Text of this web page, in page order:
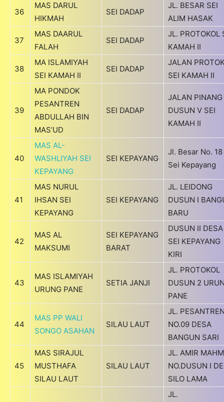
36
MAS DARUL
HIKMAH
SEI DADAP
JL. BESAR SEI
ALIM HASAK
37
MAS DAARUL
FALAH
SEI DADAP
JL. PROTOKOL
KAMAH II
38
MA ISLAMIYAH
SEI KAMAH II
SEI DADAP
JALAN
SEI KAMAH II
39
MA PONDOK
PESANTREN
ABDULLAH BIN
MAS’UD
SEI DADAP
JALAN PINANG
DUSUN V SEI
KAMAH II
40
MAS AL-
WASHLIYAH SEI
KEPAYANG
SEI KEPAYANG
Jl. Besar No. 18
Sei Kepayang
41
MAS NURUL
IHSAN SEI
KEPAYANG
SEI KEPAYANG
JL. LEIDONG
DUSUN I
BARU
42
MAS AL
MAKSUMI
SEI KEPAYANG
BARAT
DUSUN II DESA
SEI KEPAYANG
KIRI
43
MAS ISLAMIYAH
URUNG PANE
SETIA JANJI
JL. PROTOKOL
DUSUN 2
PANE
44
MAS PP WALI
SONGO ASAHAN
SILAU LAUT
JL.
NO.09 DESA
BANGUN SARI
45
MAS SIRAJUL
MUSTHAFA
SILAU LAUT
SILAU LAUT
JL. AMIR
NO.DUSUN I
SILO LAMA
JL.